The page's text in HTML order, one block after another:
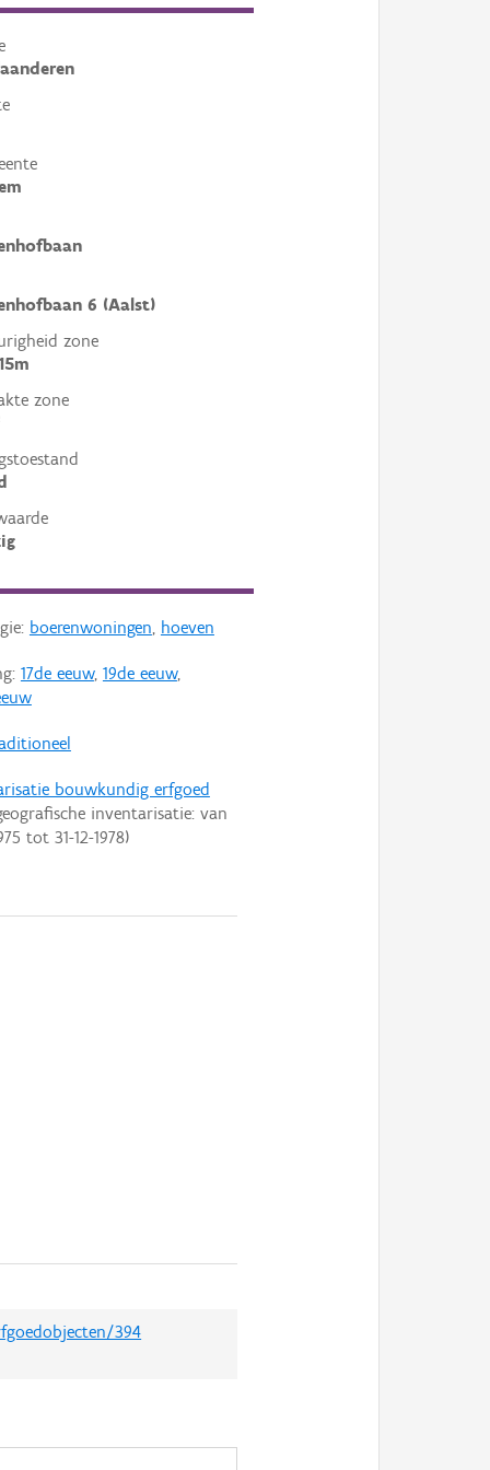
6 (Aalst)
zone
zone
boerenwoningen, hoeven
17de eeuw, 19de eeuw,
bouwkundig erfgoed
inventarisatie: van
tot 31-12-1978)
394